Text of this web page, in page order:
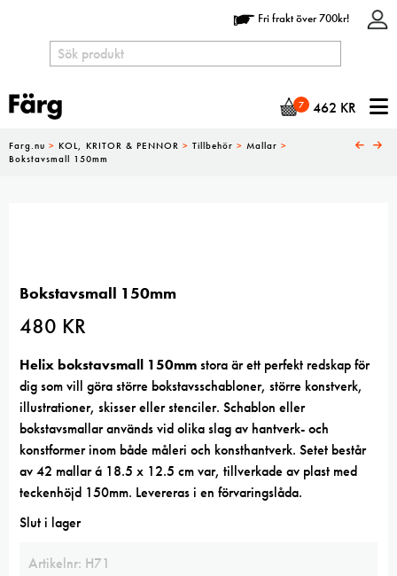
Fri frakt över 700kr!
7 462 KR
Farg.nu > KOL, KRITOR & PENNOR > Tillbehör > Mallar >
Bokstavsmall 150mm
Bokstavsmall 150mm
480 KR
Helix bokstavsmall 150mmstora är ett perfekt redskap för
dig som vill göra större bokstavsschabloner, större konstverk,
illustrationer, skisser eller stenciler. Schablon eller
bokstavsmallar används vid olika slag av hantverk- och
konstformer inom både måleri och konsthantverk. Setet består
av 42 mallar á 18.5 x 12.5 cm var, tillverkade av plast med
teckenhöjd 150mm. Levereras i en förvaringslåda.
Slut i lager
Artikelnr: H71